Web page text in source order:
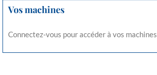
Vos machines
Connectez-vous pour accéder à vos machines